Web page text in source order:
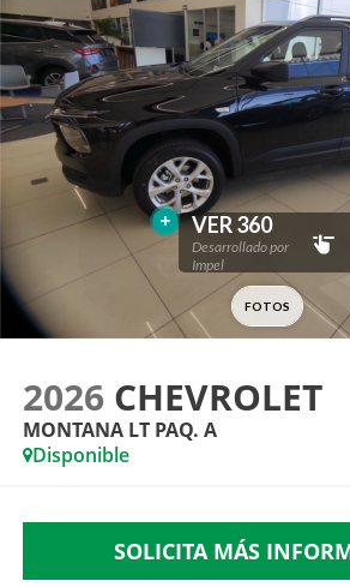
2026 CHEVROLET
MONTANA LT PAQ. A
Disponible
SOLICITA MÁS